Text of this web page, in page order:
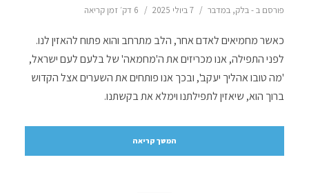
פורסם ב -בלק, במדבר 7 ביולי 2025 6 דק׳ זמן קריאה
כאשר מחמיאים לאדם אחר, הלב מתרחב והוא פתוח להאזין לנו.
לפני התפילה, אנו מכריזים את ה'מחמאה' של בלעם לעם ישראל,
'מה טובו אהליך יעקב', ובכך אנו פותחים את השערים אצל הקדוש
ברוך הוא, שיאזין לתפילתנו וימלא את בקשתנו.
המשך קריאה